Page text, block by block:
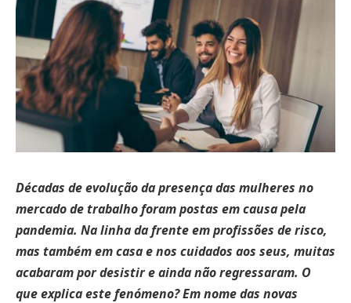
Décadas de evolução da presença das mulheres no
mercado de trabalho foram postas em causa pela
pandemia. Na linha da frente em profissões de risco,
mas também em casa e nos cuidados aos seus, muitas
acabaram por desistir e ainda não regressaram. O
que explica este fenómeno?Em nome das novas